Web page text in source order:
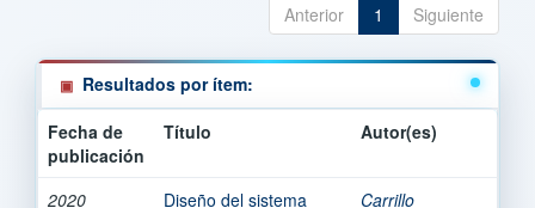
Anterior 1 Siguiente
Resultados por ítem:
Fecha de
publicación
Título Autor(es)
2020
Diseño del sistema
Carrillo